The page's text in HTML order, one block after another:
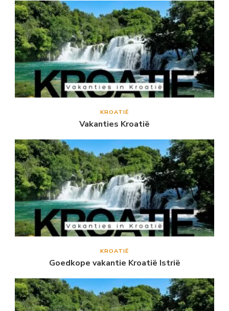
KROATIË
Vakanties Kroatië
KROATIË
Goedkope vakantie Kroatië Istrië